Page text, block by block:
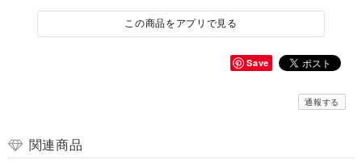
この商品をアプリで見る
Save
通報する
関連商品